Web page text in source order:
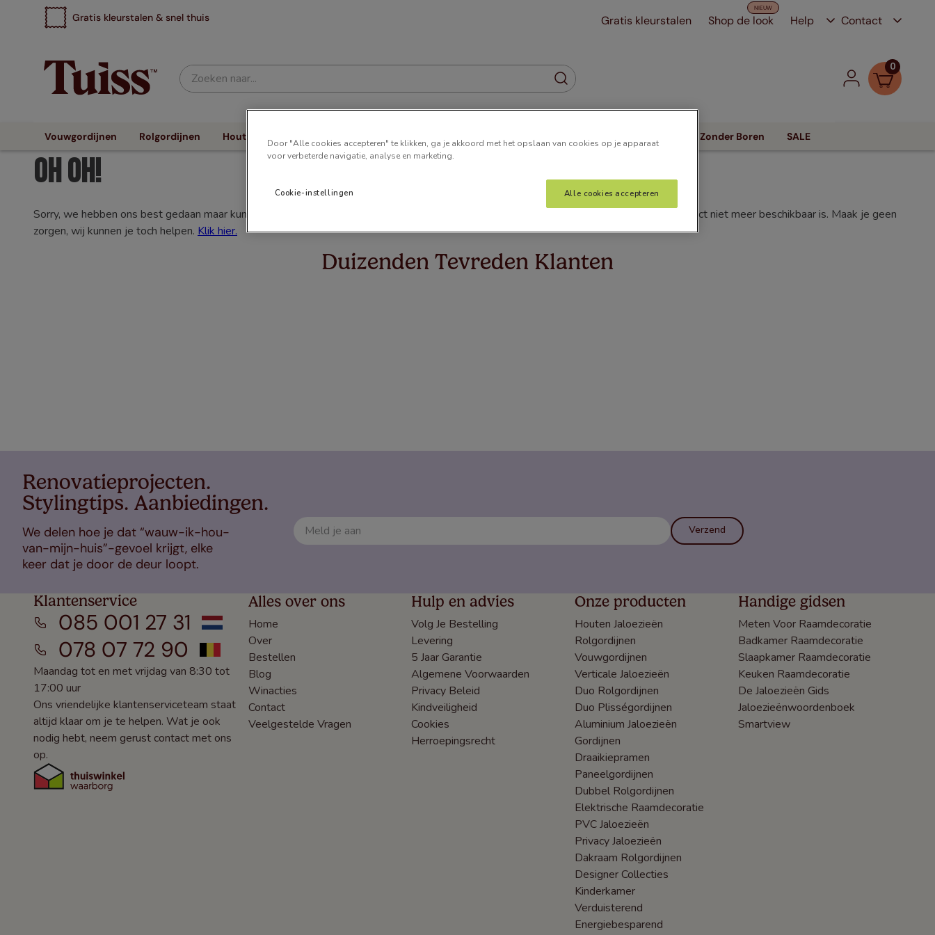
Gratis kleurstalen & snel thuis Gratis kleurstalen Shop de look Help Contact
Zoeken naar... 0
Vouwgordijnen Rolgordijnen Houten Jaloezieën Zonder Boren SALE
Oh oh!
Sorry, we hebben ons best gedaan maar kunnen niet vinden wat u zoekt. Het kan zijn dat we de pagina hebben verplaatst of dat het product niet meer beschikbaar is. Maak je geen
zorgen, wij kunnen je toch helpen. Klik hier.
Duizenden Tevreden Klanten
Renovatieprojecten.
Stylingtips. Aanbiedingen.
We delen hoe je dat “wauw-ik-hou-
van-mijn-huis”-gevoel krijgt, elke
keer dat je door de deur loopt.
Verzend
Klantenservice
085 001 27 31
078 07 72 90
Maandag tot en met vrijdag van 8:30 tot
17:00 uur
Ons vriendelijke klantenserviceteam staat
altijd klaar om je te helpen. Wat je ook
nodig hebt, neem gerust contact met ons
op.
Alles over ons
Home
Over
Bestellen
Blog
Winacties
Contact
Veelgestelde Vragen
Hulp en advies
Volg Je Bestelling
Levering
5 Jaar Garantie
Algemene Voorwaarden
Privacy Beleid
Kindveiligheid
Cookies
Herroepingsrecht
Onze producten
Houten Jaloezieën
Rolgordijnen
Vouwgordijnen
Verticale Jaloezieën
Duo Rolgordijnen
Duo Plisségordijnen
Aluminium Jaloezieën
Gordijnen
Draaikiepramen
Paneelgordijnen
Dubbel Rolgordijnen
Elektrische Raamdecoratie
PVC Jaloezieën
Privacy Jaloezieën
Dakraam Rolgordijnen
Designer Collecties
Kinderkamer
Verduisterend
Energiebesparend
Handige gidsen
Meten Voor Raamdecoratie
Badkamer Raamdecoratie
Slaapkamer Raamdecoratie
Keuken Raamdecoratie
De Jaloezieën Gids
Jaloezieënwoordenboek
Smartview
Door "Alle cookies accepteren" te klikken, ga je akkoord met het opslaan van cookies op je apparaat
voor verbeterde navigatie, analyse en marketing.
Cookie-instellingen Alle cookies accepteren